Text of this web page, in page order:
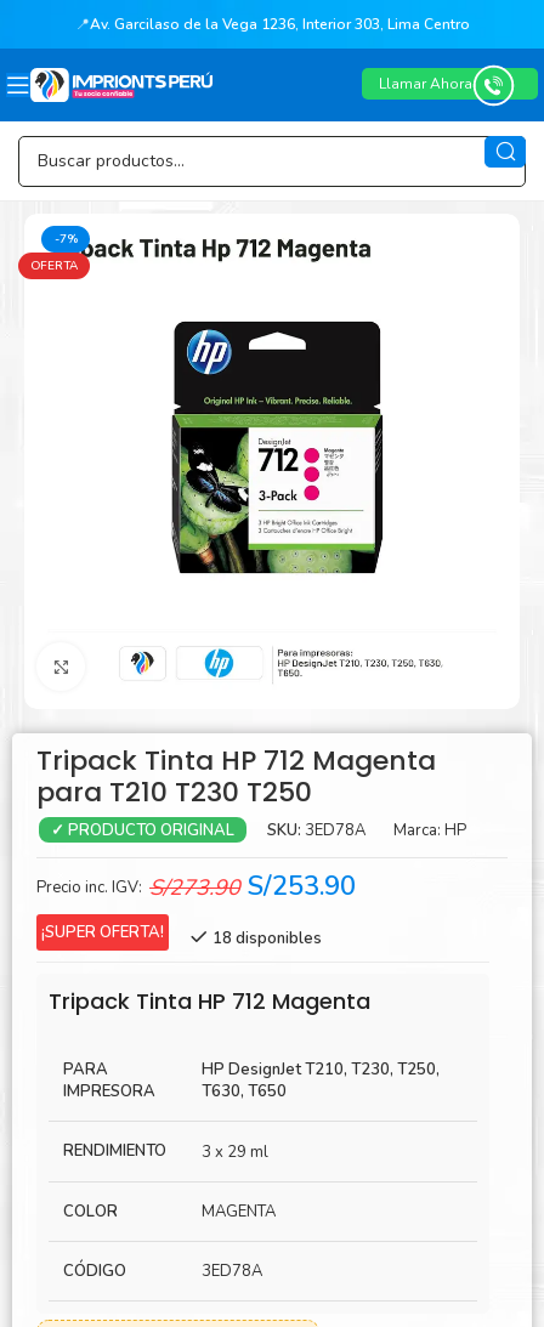
📍Av. Garcilaso de la Vega 1236, Interior 303, Lima Centro
Llamar Ahora
-7%
OFERTA
Agrandar
Tripack Tinta HP 712 Magenta
para T210 T230 T250
✓ PRODUCTO ORIGINAL SKU: 3ED78A Marca: HP
Precio inc. IGV: S/273.90 El
original
S/273.90.
S/253.90
S/253.90.
¡SUPER OFERTA! 18 disponibles
Tripack Tinta HP 712 Magenta
PARA
IMPRESORA
HP DesignJet T210, T230, T250,
T630, T650
RENDIMIENTO 3 x 29 ml
COLOR MAGENTA
CÓDIGO 3ED78A